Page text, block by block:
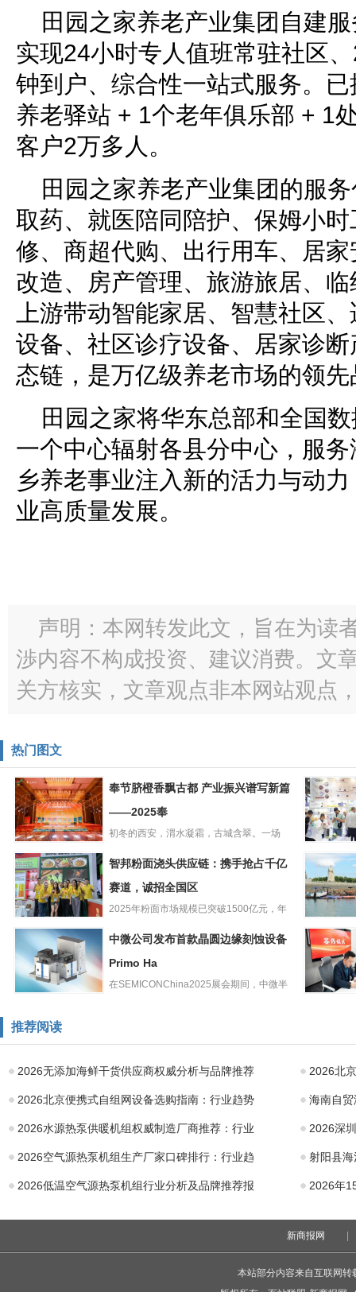
田园之家养老产业集团自建
实现24小时专人值班常驻社区
钟到户、综合性一站式服务。
养老驿站 + 1个老年俱乐部 + 1
客户2万多人。
田园之家养老产业集团的服
取药、就医陪同陪护、保姆小
修、商超代购、出行用车、居
改造、房产管理、旅游旅居、
上游带动智能家居、智慧社区
设备、社区诊疗设备、居家诊
态链，是万亿级养老市场的领
田园之家将华东总部和全国
一个中心辐射各县分中心，服
乡养老事业注入新的活力与动
业高质量发展。
声明：本网转发此文，旨在为读
渉内容不构成投资、建议消费。文
关方核实，文章观点非本网站观点
热门图文
奉节脐橙香飘古
都 产业振兴谱写
新篇——2025奉
奉节脐橙香飘古都 产业振兴谱写新篇
——2025奉
初冬的西安，渭水凝霜，古城含翠。一场
广交会搭
产线接棒
洁柔以“
纸”诠
智邦粉面浇头供
应链：携手抢占
千亿赛道，诚招
全国区
智邦粉面浇头供应链：携手抢占千亿
赛道，诚招全国区
2025年粉面市场规模已突破1500亿元，年
同安区人
以“武装
抓手 奏
款晶圆边缘刻蚀
中微公司发布首款晶圆边缘刻蚀设备
Primo Ha
在SEMICONChina2025展会期间，中微半
推荐阅读
2026无添加海鲜干货供应商权威分析与品牌推荐 2026北
2026北京便携式自组网设备选购指南：行业趋势 海南自贸
2026水源热泵供暖机组权威制造厂商推荐：行业 2026深
2026空气源热泵机组生产厂家口碑排行：行业趋 射阳县
2026低温空气源热泵机组行业分析及品牌推荐报 2026年
新商报网
本站部分内容来自互联网